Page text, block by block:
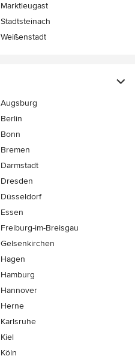
Marktleugast
Stadtsteinach
Weißenstadt
Augsburg
Berlin
Bonn
Bremen
Darmstadt
Dresden
Düsseldorf
Essen
Freiburg-im-Breisgau
Gelsenkirchen
Hagen
Hamburg
Hannover
Herne
Karlsruhe
Kiel
Köln